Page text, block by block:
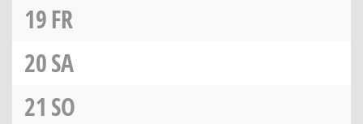
19FR
20SA
21 SO